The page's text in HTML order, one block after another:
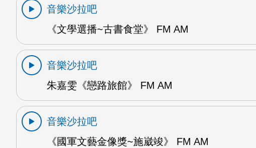
音樂沙拉吧
《文學選播~古書食堂》 FM AM
音樂沙拉吧
朱嘉雯《戀路旅館》 FM AM
音樂沙拉吧
《國軍文藝金像獎~施崴竣》 FM AM